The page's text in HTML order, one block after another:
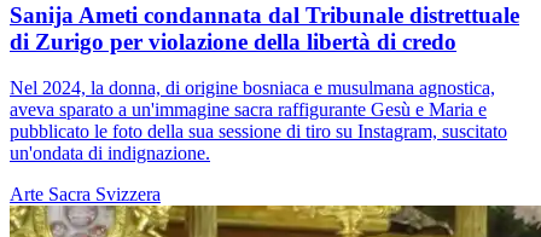
Sanija Ameti condannata dal Tribunale distrettuale
di Zurigo per violazione della libertà di credo
Nel 2024, la donna, di origine bosniaca e musulmana agnostica,
aveva sparato a un'immagine sacra raffigurante Gesù e Maria e
pubblicato le foto della sua sessione di tiro su Instagram, suscitato
un'ondata di indignazione.
Arte Sacra Svizzera